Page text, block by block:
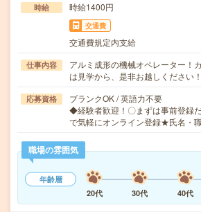
時給 時給1400円
交通費
交通費規定内支給
仕事内容
アルミ成形の機械オペレーター！
は見学から、是非お越しください
応募資格
ブランクOK / 英語力不要
◆経験者歓迎！〇まずは事前登録
で気軽にオンライン登録★氏名・
職場の雰囲気
年齢層
20代
30代 40代